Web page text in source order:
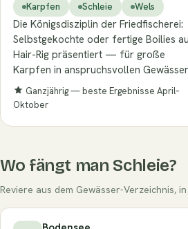
Karpfen Schleie Wels
Die Königsdisziplin der Friedfischerei:
Selbstgekochte oder fertige Boilies
Hair-Rig präsentiert — für große
Karpfen in anspruchsvollen
Ganzjährig — beste Ergebnisse April–
Oktober
Wo fängt man Schleie?
Reviere aus dem Gewässer-Verzeichnis,